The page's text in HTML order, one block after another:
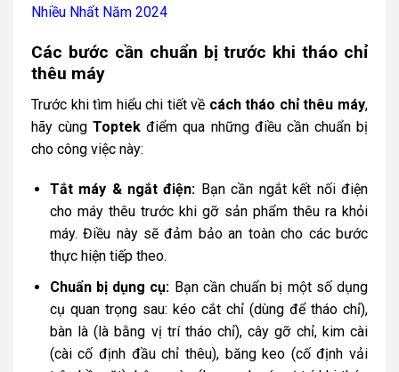
Nhiều Nhất Năm 2024
Các bước cần chuẩn bị trước khi tháo chỉ
thêu máy
Trước khi tìm hiểu chi tiết về cách tháo chỉ thêu máy,
hãy cùngToptek điểm qua những điều cần chuẩn bị
cho công việc này:
Tắt máy & ngắt điện: Bạn cần ngắt kết nối điện
cho máy thêu trước khi gỡ sản phẩm thêu ra khỏi
máy. Điều này sẽ đảm bảo an toàn cho các bước
thực hiện tiếp theo.
Chuẩn bị dụng cụ: Bạn cần chuẩn bị một số dụng
cụ quan trọng sau: kéo cắt chỉ (dùng để tháo chỉ),
bàn là (là bằng vị trí tháo chỉ), cây gỡ chỉ, kim cài
(cài cố định đầu chỉ thêu), băng keo (cố định vải